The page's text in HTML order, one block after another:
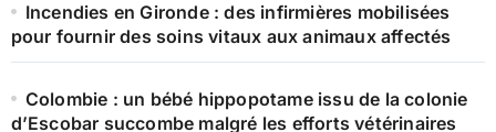
Incendies en Gironde : des infirmières mobilisées
pour fournir des soins vitaux aux animaux affectés
Colombie : un bébé hippopotame issu de la colonie
d’Escobar succombe malgré les efforts vétérinaires